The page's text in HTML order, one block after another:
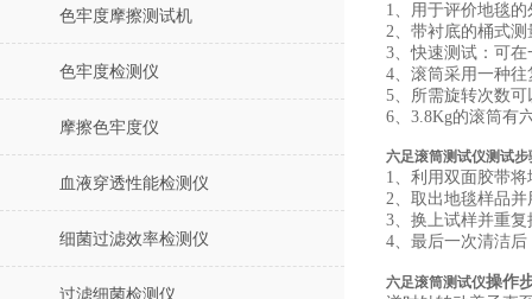
色牢度摩擦测试机
色牢度检测仪
摩擦色牢度仪
血液穿透性能检测仪
细菌过滤效率检测仪
过滤细菌检测仪
1、用于评价地毯
2、带衬底的桶式测
3、快速测试：可
4、滚筒采用一种
5、所需旋转次数
6、 3.8Kg的滚筒有
六足滚筒测试仪测试步
1、利用双面胶带
2、取出地毯样品
3、换上试样并重
4、 最后一次清洁后
六足滚筒测试仪操作